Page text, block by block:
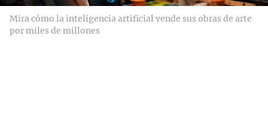
Mira cómo la inteligencia artificial vende sus obras de arte
por miles de millones